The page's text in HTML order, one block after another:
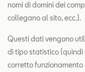
nomi di domini dei
collegano al sito, ecc.).
Questi dati vengono
di tipo statistico (quindi
corretto funzionamento